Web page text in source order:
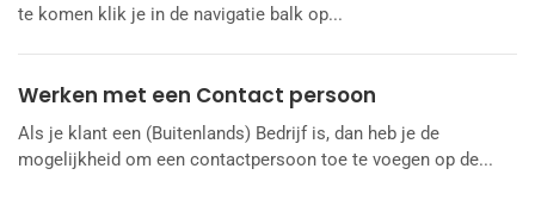
te komen klik je in de navigatie balk op...
Werken met een Contact persoon
Als je klant een (Buitenlands) Bedrijf is, dan heb je de
mogelijkheid om een contactpersoon toe te voegen op de...